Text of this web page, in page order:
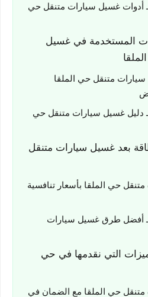
بـ أدوات غسيل سيارات متنقل حي
المستخدمة في غسيل
متنقل حي الملقا
بـ دليل غسيل سيارات متنقل حي
بعد غسيل سيارات متنقل
حي الملقا بأسعار تنافسية
بـ أفضل طرق غسيل سيارات
التي نقدمها في حي
حي الملقا مع الضمان في